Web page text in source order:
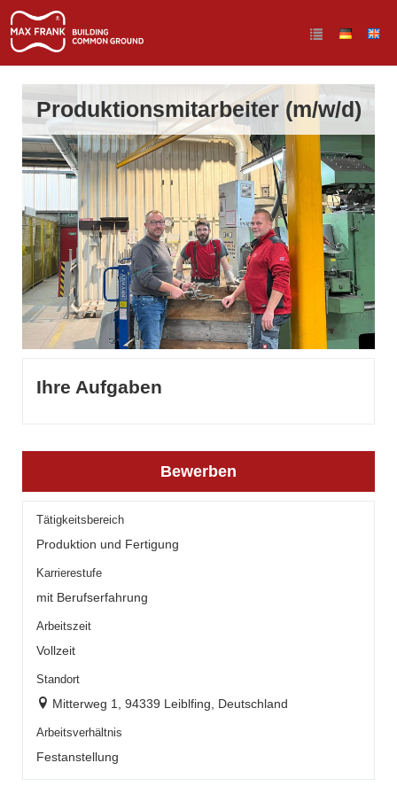
Produktionsmitarbeiter (m/w/d)
Ihre Aufgaben
Bewerben
Tätigkeitsbereich
Produktion und Fertigung
Karrierestufe
mit Berufserfahrung
Arbeitszeit
Vollzeit
Standort
Mitterweg 1, 94339 Leiblfing, Deutschland
Arbeitsverhältnis
Festanstellung